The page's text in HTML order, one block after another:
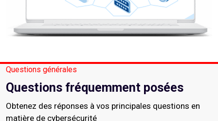
Questions générales
Questions fréquemment posées
Obtenez des réponses à vos principales questions en
matière de cybersécurité